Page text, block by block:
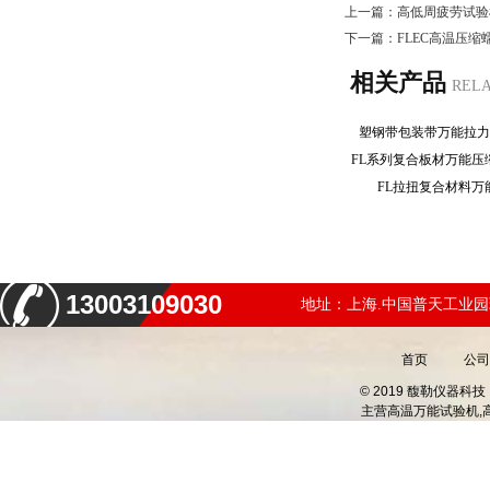
上一篇： 高低周疲劳试
下一篇： FLEC高温压缩
相关产品
塑钢带包装带万能拉
FL系列复合板材万能
FL拉扭复合材料
13003109030 地址：上海.中国普天工业
首页 公
© 2019 馥勒仪器科技
主营高温万能试验机,